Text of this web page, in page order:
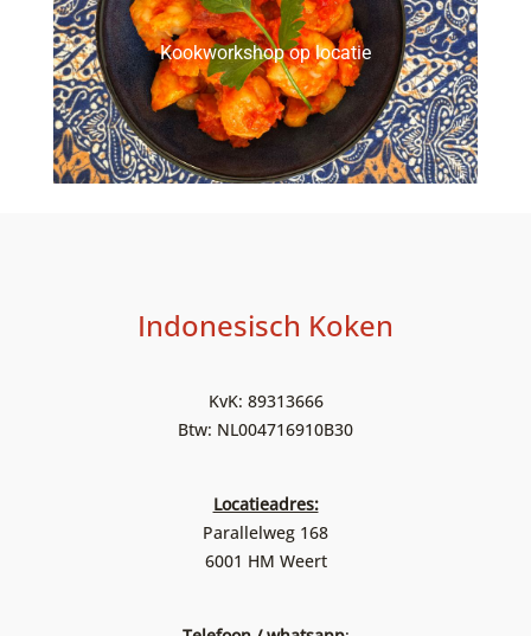
Kookworkshop op locatie
Indonesisch Koken
KvK: 89313666
Btw: NL004716910B30
Locatieadres:
Parallelweg 168
6001 HM Weert